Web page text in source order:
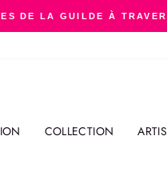
Diaporama
DE LA GUILDE À
COLLECTION